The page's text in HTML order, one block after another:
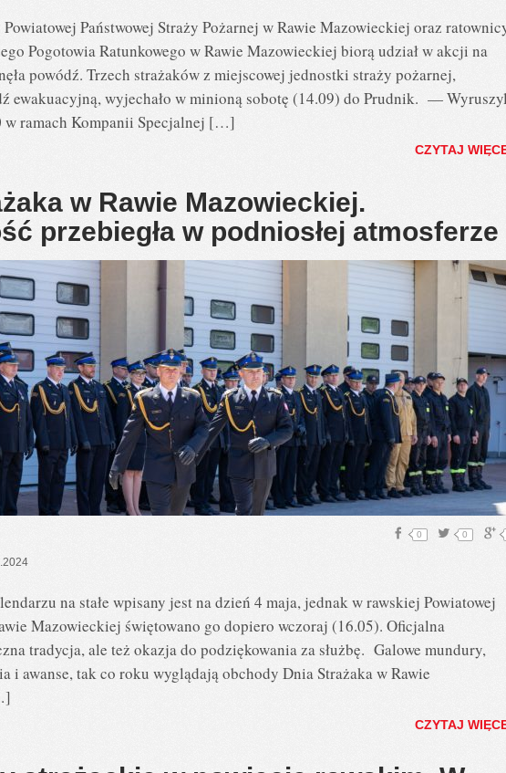
Państwowej Straży Pożarnej w Rawie Mazowieckiej oraz
Pogotowia Ratunkowego w Rawie Mazowieckiej biorą udział w akcji na
powódź. Trzech strażaków z miejscowej jednostki straży pożarnej,
ewakuacyjną, wyjechało w minioną sobotę (14.09) do Prudnik. —
w ramach Kompanii Specjalnej […]
CZYTAJ
w Rawie Mazowieckiej.
przebiegła w podniosłej atmosferze
0
0
na stałe wpisany jest na dzień 4 maja, jednak w rawskiej Powiatowej
Mazowieckiej świętowano go dopiero wczoraj (16.05). Oficjalna
tradycja, ale też okazja do podziękowania za służbę. Galowe mundury,
i awanse, tak co roku wyglądają obchody Dnia Strażaka w Rawie
CZYTAJ